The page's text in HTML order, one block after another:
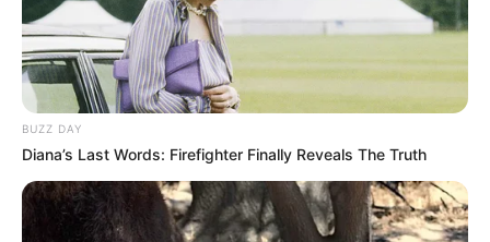
✳️ IFA: Plano de ação para Receber
✳️ Bloqueio de verbas atinge 86 mil ACS
✳️ ACE deve receber Insalubridade de 40%.
✳️
Haddad diz que STF poderia derrubar aposentadoria.
💼Argumentos dos Críticos
Os especialistas que questionam a constitucionalidade apresentam
diferentes fundamentos.Entre os principais pontos de crítica
BUZZ DAY
Diana’s Last Words: Firefighter Finally Reveals The Truth